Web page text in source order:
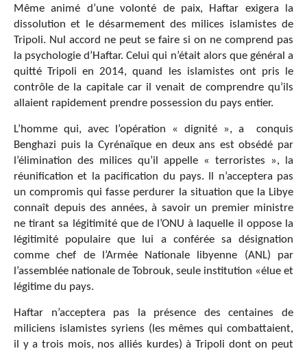
Même animé d’une volonté de paix, Haftar exigera la
dissolution et le désarmement des milices islamistes de
Tripoli. Nul accord ne peut se faire si on ne comprend pas
la psychologie d’Haftar. Celui qui n’était alors que général a
quitté Tripoli en 2014, quand les islamistes ont pris le
contrôle de la capitale car il venait de comprendre qu’ils
allaient rapidement prendre possession du pays entier.
L’homme qui, avec l’opération « dignité », a conquis
Benghazi puis la Cyrénaïque en deux ans est obsédé par
l’élimination des milices qu’il appelle « terroristes », la
réunification et la pacification du pays. Il n’acceptera pas
un compromis qui fasse perdurer la situation que la Libye
connaît depuis des années, à savoir un premier ministre
ne tirant sa légitimité que de l’ONU à laquelle il oppose la
légitimité populaire que lui a conférée sa désignation
comme chef de l’Armée Nationale libyenne (ANL) par
l’assemblée nationale de Tobrouk, seule institution «élue et
légitime du pays.
Haftar n’acceptera pas la présence des centaines de
miliciens islamistes syriens (les mêmes qui combattaient,
il y a trois mois, nos alliés kurdes) à Tripoli dont on peut